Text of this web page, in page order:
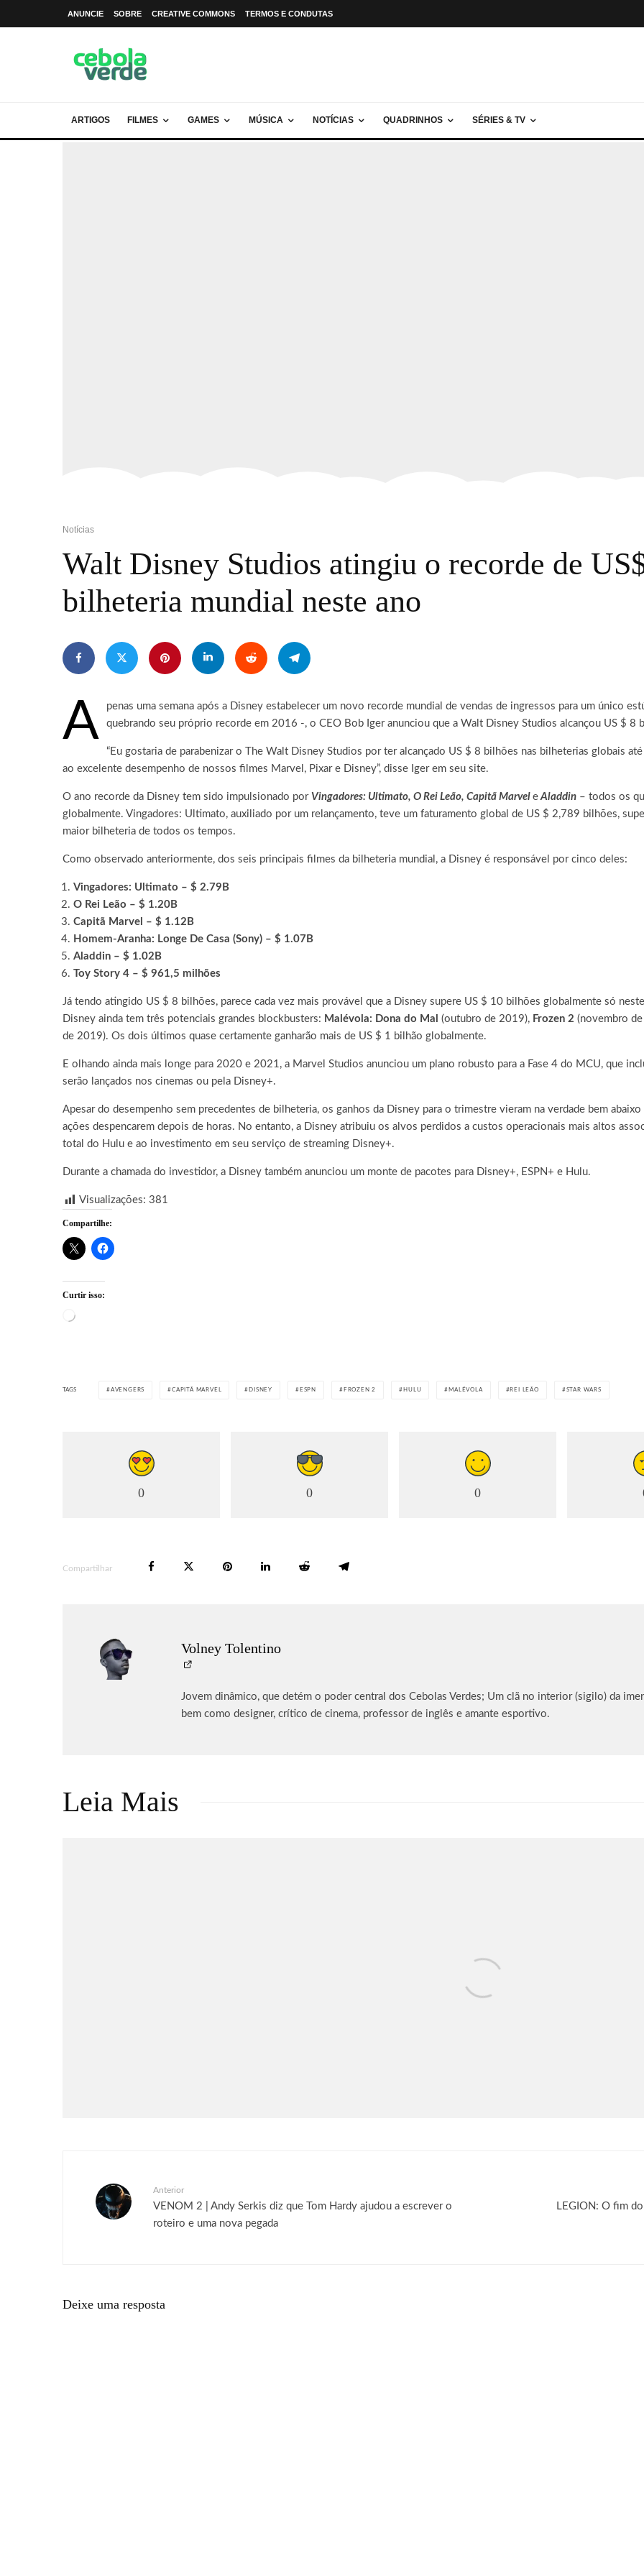
ANUNCIE SOBRE CREATIVE COMMONS TERMOS E CONDUTAS
ARTIGOS FILMES GAMES MÚSICA NOTÍCIAS QUADRINHOS SÉRIES & TV
Notícias
Walt Disney Studios atingiu o recorde de
bilheteria mundial neste ano
A
penas uma semana após a Disney estabelecer um novo recorde mundial de vendas de ingressos para um único
quebrando seu próprio recorde em 2016 -, o CEO Bob Iger anunciou que a Walt Disney Studios alcançou US $ 8
“Eu gostaria de parabenizar o The Walt Disney Studios por ter alcançado US $ 8 bilhões nas bilheterias globais
ao excelente desempenho de nossos filmes Marvel, Pixar e Disney”, disse Iger em seu site.
O ano recorde da Disney tem sido impulsionado por Vingadores: Ultimato, O Rei Leão, Capitã Marvel eAladdin – todos os
globalmente. Vingadores: Ultimato, auxiliado por um relançamento, teve um faturamento global de US $ 2,789 bilhões,
maior bilheteria de todos os tempos.
Como observado anteriormente, dos seis principais filmes da bilheteria mundial, a Disney é responsável por cinco deles:
Vingadores: Ultimato – $ 2.79B
O Rei Leão – $ 1.20B
Capitã Marvel – $ 1.12B
Homem-Aranha: Longe De Casa (Sony) – $ 1.07B
Aladdin – $ 1.02B
Toy Story 4 – $ 961,5 milhões
Já tendo atingido US $ 8 bilhões, parece cada vez mais provável que a Disney supere US $ 10 bilhões globalmente só
Disney ainda tem três potenciais grandes blockbusters: Malévola: Dona do Mal (outubro de 2019), Frozen 2 (novembro
de 2019). Os dois últimos quase certamente ganharão mais de US $ 1 bilhão globalmente.
E olhando ainda mais longe para 2020 e 2021, a Marvel Studios anunciou um plano robusto para a Fase 4 do MCU, que
serão lançados nos cinemas ou pela Disney+.
Apesar do desempenho sem precedentes de bilheteria, os ganhos da Disney para o trimestre vieram na verdade bem
ações despencarem depois de horas. No entanto, a Disney atribuiu os alvos perdidos a custos operacionais mais altos
total do Hulu e ao investimento em seu serviço de streaming Disney+.
Durante a chamada do investidor, a Disney também anunciou um monte de pacotes para Disney+, ESPN+ e Hulu.
Visualizações: 381
Compartilhe:
Curtir isso:
Carregando...
TAGS AVENGERS CAPITÃ MARVEL DISNEY ESPN FROZEN 2 HULU MALÉVOLA REI LEÃO STAR WARS
0 0 0
Compartilhar
Volney Tolentino
Jovem dinâmico, que detém o poder central dos Cebolas Verdes; Um clã no interior (sigilo) da
bem como designer, crítico de cinema, professor de inglês e amante esportivo.
Leia Mais
Anterior
VENOM 2 | Andy Serkis diz que Tom Hardy ajudou a escrever o
roteiro e uma nova pegada
LEGION: O fim
Deixe uma resposta